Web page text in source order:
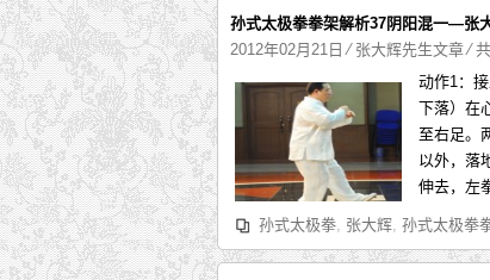
孙式太极拳拳架解析37阴阳混一—张
2012年02月21日 ⁄ 张大辉先生文章⁄
动作1：
下落）在
至右足。
以外，落
伸去，左
孙式太极拳, 张大辉, 孙式太极拳